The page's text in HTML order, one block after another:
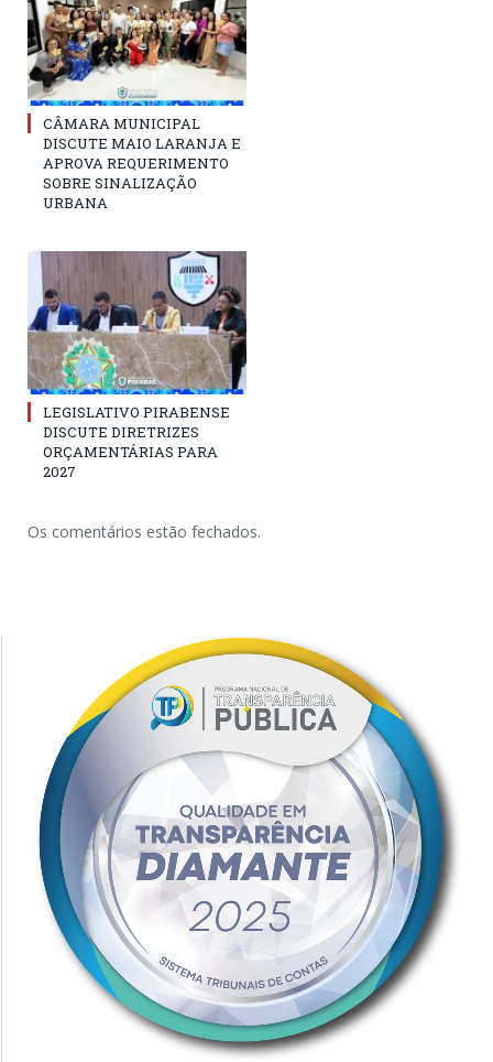
CÂMARA MUNICIPAL
DISCUTE MAIO LARANJA E
APROVA REQUERIMENTO
SOBRE SINALIZAÇÃO
URBANA
LEGISLATIVO PIRABENSE
DISCUTE DIRETRIZES
ORÇAMENTÁRIAS PARA
2027
Os comentários estão fechados.